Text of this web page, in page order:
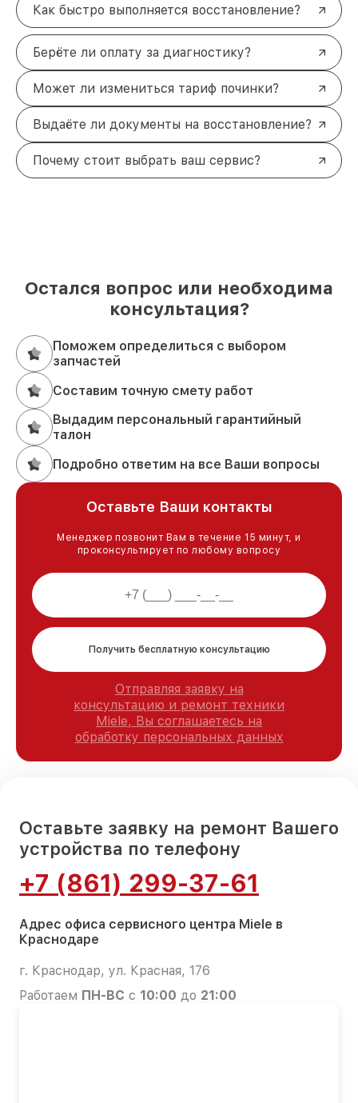
Как быстро выполняется восстановление?
Берёте ли оплату за диагностику?
Может ли измениться тариф починки?
Выдаёте ли документы на восстановление?
Почему стоит выбрать ваш сервис?
Остался вопрос или необходима
консультация?
Поможем определиться с выбором
запчастей
Составим точную смету работ
Выдадим персональный гарантийный
талон
Подробно ответим на все Ваши вопросы
Оставьте Ваши контакты
Менеджер позвонит Вам в течение 15 минут, и
проконсультирует по любому вопросу
Получить бесплатную консультацию
Отправляя заявку на
консультацию и ремонт техники
Miele, Вы соглашаетесь на
обработку персональных данных
Оставьте заявку на ремонт Вашего
устройства по телефону
+7 (861) 299-37-61
Адрес офиса сервисного центра Miele в
Краснодаре
г. Краснодар, ул. Красная, 176
Работаем ПН-ВС с 10:00 до 21:00